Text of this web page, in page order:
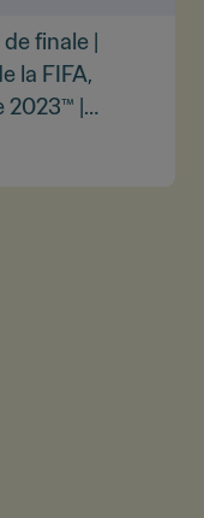
finale |
la FIFA,
2023™ |